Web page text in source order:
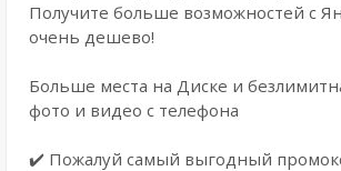
Получите больше возможностей с
очень дешево!
Больше места на Диске и
фото и видео с телефона
✔️ Пожалуй самый выгодный